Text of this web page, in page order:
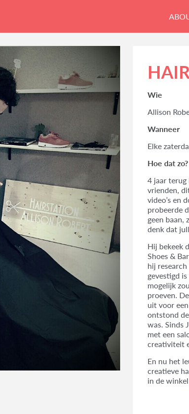
Wie
Allison
Wanneer
Elke
Hoe dat zo?
4 jaar terug
vrienden,
video’s en
probeerde
geen baan,
denk dat
Hij bekeek
Shoes &
hij
gevestigd
mogelijk
proeven.
uit voor
ontstond
was. Sinds
met een
creativiteit
En nu het
creatieve
in de